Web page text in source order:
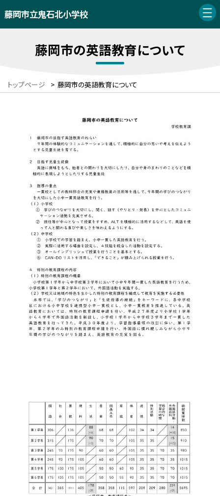
藤岡市立鬼石北小学校
藤岡市の英語教育について
トップページ > 藤岡市の英語教育について